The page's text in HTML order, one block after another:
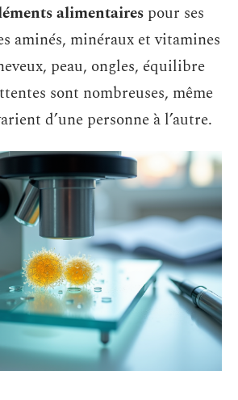
alimentaires pour ses
aminés, minéraux et vitamines
peau, ongles, équilibre
sont nombreuses, même
d’une personne à l’autre.